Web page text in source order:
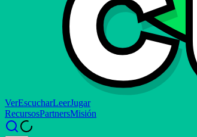
VerEscucharLeerJugar
RecursosPartnersMisión